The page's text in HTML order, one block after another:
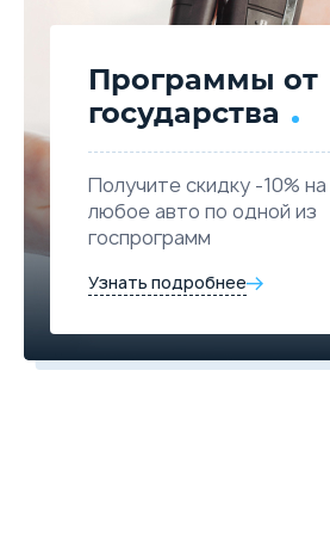
Программы от
государства
Получите скидку -10% на
любое авто по одной из
госпрограмм
Узнать подробнее